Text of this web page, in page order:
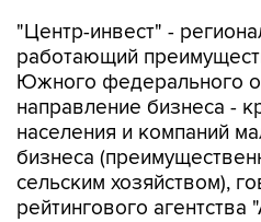
"Центр-инвест" -
работающий
Южного федерального
направление бизнеса -
населения и компаний
бизнеса
сельским хозяйством),
рейтингового агентства